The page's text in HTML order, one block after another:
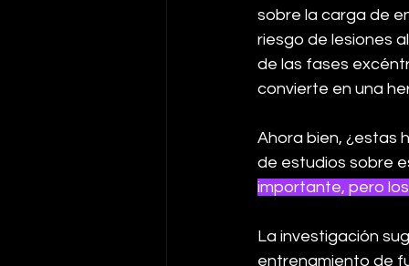
sobre la carga de
riesgo de lesiones
de las fases
convierte en una
Ahora bien, ¿estas
de estudios sobre
importante, pero
La investigación
entrenamiento de